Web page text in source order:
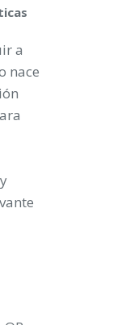
a
nace